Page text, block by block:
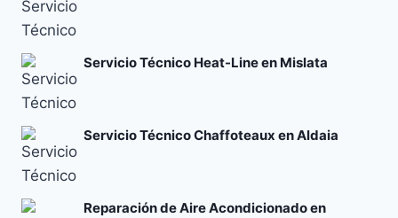
Servicio Técnico Heat-Line en Mislata
Servicio Técnico Chaffoteaux en Aldaia
Reparación de Aire Acondicionado en